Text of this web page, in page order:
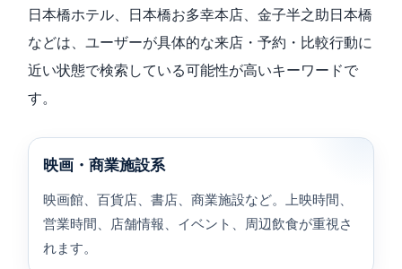
日本橋ホテル、日本橋お多幸本店、金子半之助日本橋
などは、ユーザーが具体的な来店・予約・比較行動に
近い状態で検索している可能性が高いキーワードで
す。
映画・商業施設系
映画館、百貨店、書店、商業施設など。上映時間、
営業時間、店舗情報、イベント、周辺飲食が重視さ
れます。